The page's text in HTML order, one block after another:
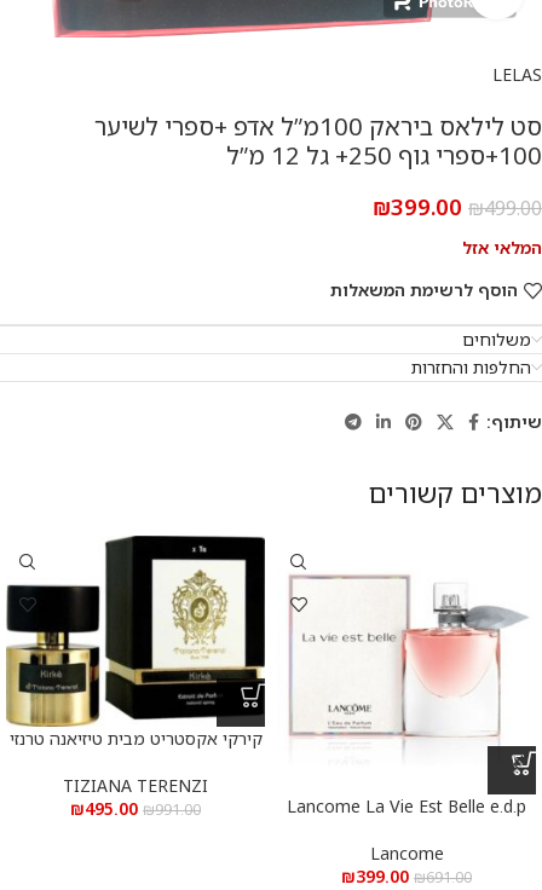
LELAS
סט לילאס ביראק 100מ”ל אדפ +ספרי לשיער
100+ספרי גוף 250+ גל 12 מ”ל
₪499.00
₪399.00
המלאי אזל
הוסף לרשימת המשאלות
משלוחים
החלפות והחזרות
שיתוף:
מוצרים קשורים
Lancome La Vie Est Belle e.d.p
100 מ”ל
Lancome
₪691.00
₪399.00
קירקי אקסטריט מבית טיזיאנה טרנזי
Parfum 100 ml
TIZIANA TERENZI
₪991.00
₪495.00